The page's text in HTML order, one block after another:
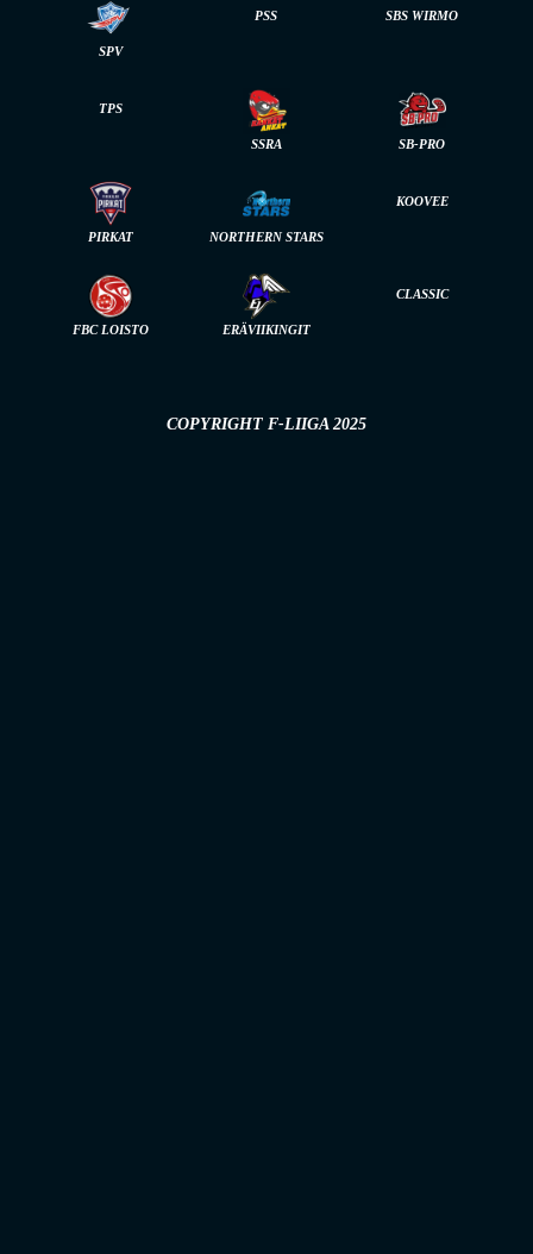
SPV
PSS SBS WIRMO
TPS
SSRA SB-PRO
PIRKAT NORTHERN STARS
KOOVEE
FBC LOISTO ERÄVIIKINGIT
CLASSIC
COPYRIGHT F-LIIGA 2025